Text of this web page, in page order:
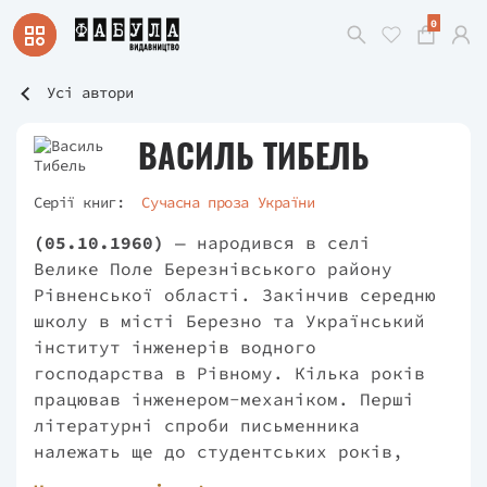
0
Усі автори
ВАСИЛЬ ТИБЕЛЬ
Серії книг: Сучасна проза України
(05.10.1960)
— народився в селі
Велике Поле Березнівського району
Рівненської області. Закінчив середню
школу в місті Березно та Український
інститут інженерів водного
господарства в Рівному. Кілька років
працював інженером-механіком. Перші
літературні спроби письменника
належать ще до студентських років,